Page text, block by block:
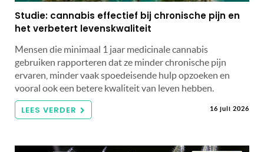
Studie: cannabis effectief bij chronische pijn en
het verbetert levenskwaliteit
Mensen die minimaal 1 jaar medicinale cannabis
gebruiken rapporteren dat ze minder chronische pijn
ervaren, minder vaak spoedeisende hulp opzoeken en
vooral ook een betere kwaliteit van leven hebben.
LEES VERDER 16 juli 2026